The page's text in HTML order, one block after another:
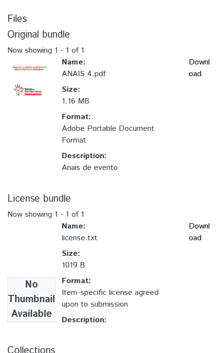
Files
Original bundle
Now showing 1 - 1 of 1
Name:
ANAIS 4.pdf
Size:
1.16 MB
Format:
Adobe Portable Document
Format
Description:
Anais de evento
Downl
oad
License bundle
Now showing 1 - 1 of 1
No
Thumbnail
Available
Name:
license.txt
Size:
1019 B
Format:
Item-specific license agreed
upon to submission
Description:
Downl
oad